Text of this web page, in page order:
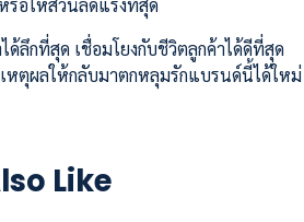
อให้ส่วนลดแรงที่สุด
ลึกที่สุด เชื่อมโยงกับชีวิตลูกค้าได้ดีที่สุด
หตุผลให้กลับมาตกหลุมรักแบรนด์นี้ได้ใหม่
Like